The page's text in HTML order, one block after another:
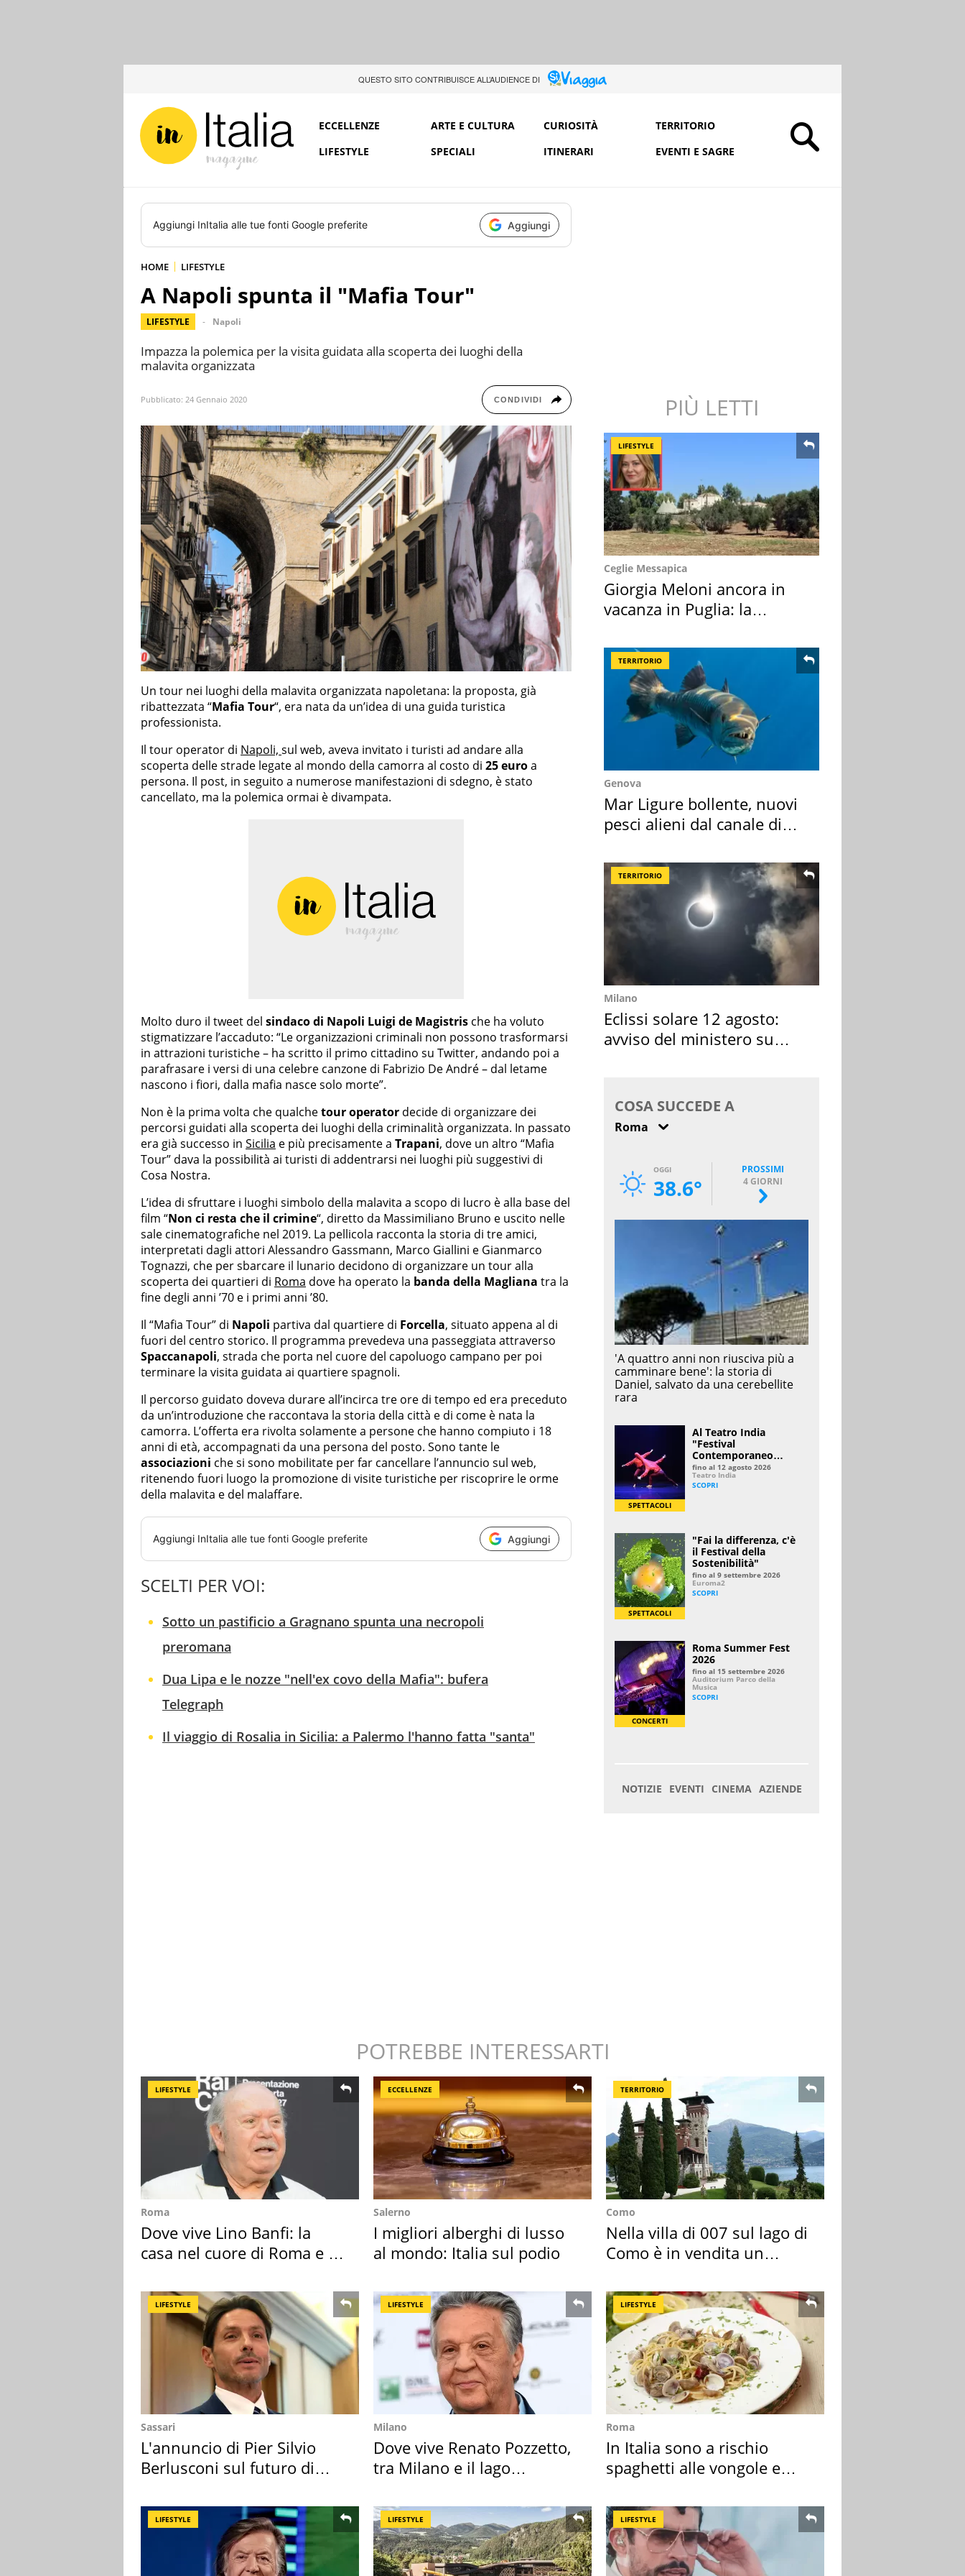
QUESTO SITO CONTRIBUISCE ALL’AUDIENCE DI
ECCELLENZE ARTE E CULTURA CURIOSITÀ
TERRITORIO
LIFESTYLE
SPECIALI ITINERARI EVENTI E SAGRE
Aggiungi InItalia alle tue fonti Google preferite Aggiungi
HOME LIFESTYLE
A Napoli spunta il "Mafia Tour"
LIFESTYLE Napoli
Impazza la polemica per la visita guidata alla scoperta dei luoghi della
malavita organizzata
Pubblicato: 24 Gennaio 2020 CONDIVIDI
Un tour nei luoghi della malavita organizzata napoletana: la proposta, già
ribattezzata “Mafia Tour“, era nata da un’idea di una guida turistica
professionista.
Il tour operator di Napoli, sul web, aveva invitato i turisti ad andare alla
scoperta delle strade legate al mondo della camorra al costo di 25 euroa
persona. Il post, in seguito a numerose manifestazioni di sdegno, è stato
cancellato, ma la polemica ormai è divampata.
Molto duro il tweet del sindaco di Napoli Luigi de Magistris che ha voluto
stigmatizzare l’accaduto: “Le organizzazioni criminali non possono trasformarsi
in attrazioni turistiche – ha scritto il primo cittadino su Twitter, andando poi a
parafrasare i versi di una celebre canzone di Fabrizio De André – dal letame
nascono i fiori, dalla mafia nasce solo morte”.
Non è la prima volta che qualchetour operator decide di organizzare dei
percorsi guidati alla scoperta dei luoghi della criminalità organizzata. In passato
era già successo in Sicilia e più precisamente a Trapani, dove un altro “Mafia
Tour” dava la possibilità ai turisti di addentrarsi nei luoghi più suggestivi di
Cosa Nostra.
L’idea di sfruttare i luoghi simbolo della malavita a scopo di lucro è alla base del
film “Non ci resta che il crimine“, diretto da Massimiliano Bruno e uscito nelle
sale cinematografiche nel 2019. La pellicola racconta la storia di tre amici,
interpretati dagli attori Alessandro Gassmann, Marco Giallini e Gianmarco
Tognazzi, che per sbarcare il lunario decidono di organizzare un tour alla
scoperta dei quartieri di Roma dove ha operato la banda della Magliana tra la
fine degli anni ’70 e i primi anni ’80.
Il “Mafia Tour” di Napoli partiva dal quartiere di Forcella, situato appena al di
fuori del centro storico. Il programma prevedeva una passeggiata attraverso
Spaccanapoli, strada che porta nel cuore del capoluogo campano per poi
terminare la visita guidata ai quartiere spagnoli.
Il percorso guidato doveva durare all’incirca tre ore di tempo ed era preceduto
da un’introduzione che raccontava la storia della città e di come è nata la
camorra. L’offerta era rivolta solamente a persone che hanno compiuto i 18
anni di età, accompagnati da una persona del posto. Sono tante le
associazioni che si sono mobilitate per far cancellare l’annuncio sul web,
ritenendo fuori luogo la promozione di visite turistiche per riscoprire le orme
della malavita e del malaffare.
Aggiungi InItalia alle tue fonti Google preferite Aggiungi
SCELTI PER VOI:
Sotto un pastificio a Gragnano spunta una necropoli
preromana
Dua Lipa e le nozze "nell'ex covo della Mafia": bufera
Telegraph
Il viaggio di Rosalia in Sicilia: a Palermo l'hanno fatta "santa"
PIÙ LETTI
LIFESTYLE
Ceglie Messapica
Giorgia Meloni ancora in
vacanza in Puglia: la
TERRITORIO
Genova
Mar Ligure bollente, nuovi
pesci alieni dal canale di
TERRITORIO
Milano
Eclissi solare 12 agosto:
avviso del ministero su
POTREBBE INTERESSARTI
LIFESTYLE
Roma
Dove vive Lino Banfi: la
casa nel cuore di Roma e i
ECCELLENZE
Salerno
I migliori alberghi di lusso
al mondo: Italia sul podio
TERRITORIO
Como
Nella villa di 007 sul lago di
Como è in vendita un
LIFESTYLE
Sassari
L'annuncio di Pier Silvio
Berlusconi sul futuro di
LIFESTYLE
Milano
Dove vive Renato Pozzetto,
tra Milano e il lago
LIFESTYLE
Roma
In Italia sono a rischio
spaghetti alle vongole e
LIFESTYLE LIFESTYLE LIFESTYLE